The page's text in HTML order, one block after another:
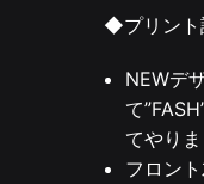
◆プリント
NEWデ
て
てやり
フロン